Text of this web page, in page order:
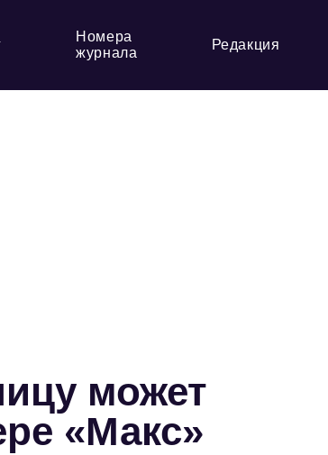
Номера
журнала
Редакция
может
«Макс»